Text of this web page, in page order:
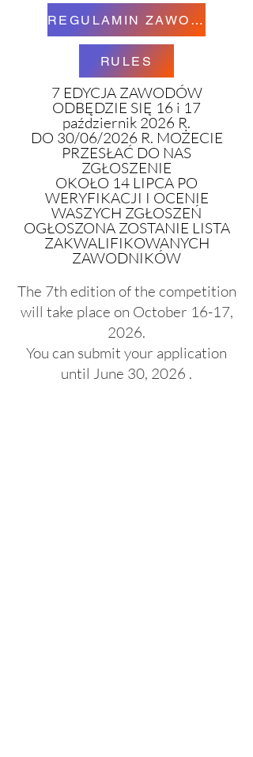
REGULAMIN ZAWODÓW
RULES
7 EDYCJA ZAWODÓW
ODBĘDZIE SIĘ 16 i 17
październik 2026 R.​
DO 30/06/2026 R. MOŻECIE
PRZESŁAĆ DO NAS
ZGŁOSZENIE​
OKOŁO 14 LIPCA PO
WERYFIKACJI I OCENIE
WASZYCH ZGŁOSZEŃ
OGŁOSZONA ZOSTANIE LISTA
ZAKWALIFIKOWANYCH
ZAWODNIKÓW
The 7th edition of the competition
will take place on October 16-17,
2026.
You can submit your application
until June 30, 2026 .